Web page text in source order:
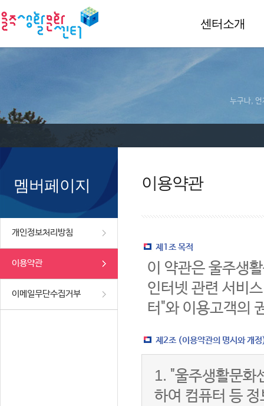
센터소개
누구나, 언
멤버페이지
개인정보처리방침
이용약관
이메일무단수집거부
이용약관
제1조 목적
이 약관은 울주생
인터넷 관련 서비
터"와 이용고객의
제2조 (이용약관의 명시와 개
1. "울주생활문화
하여 컴퓨터 등